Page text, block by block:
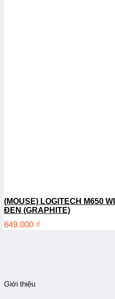
(MOUSE) LOGITECH M650
ĐEN (GRAPHITE)
649.000 ₫
Giới thiệu